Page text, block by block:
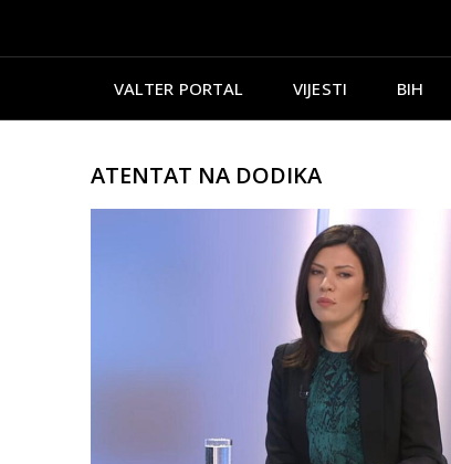
VALTER PORTAL VIJESTI BIH
ATENTAT NA DODIKA